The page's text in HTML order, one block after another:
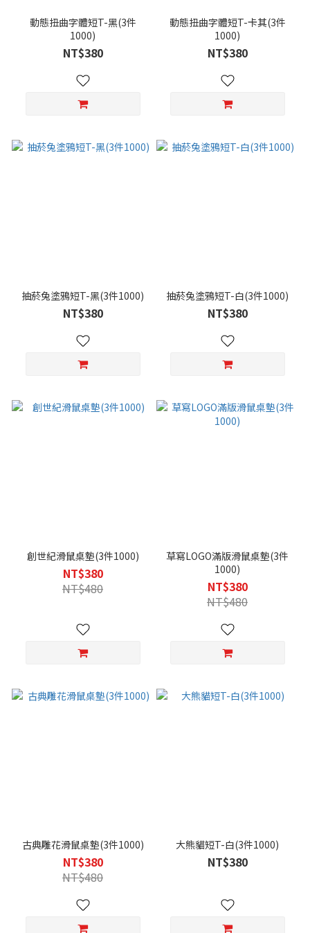
動態扭曲字體短T-黑(3件
1000)
NT$380
動態扭曲字體短T-卡其(3件
1000)
NT$380
抽菸兔塗鴉短T-黑(3件1000)
NT$380
抽菸兔塗鴉短T-白(3件1000)
NT$380
創世紀滑鼠桌墊(3件1000)
NT$380
NT$480
草寫LOGO滿版滑鼠桌墊(3件
1000)
NT$380
NT$480
古典雕花滑鼠桌墊(3件1000)
NT$380
NT$480
大熊貓短T-白(3件1000)
NT$380